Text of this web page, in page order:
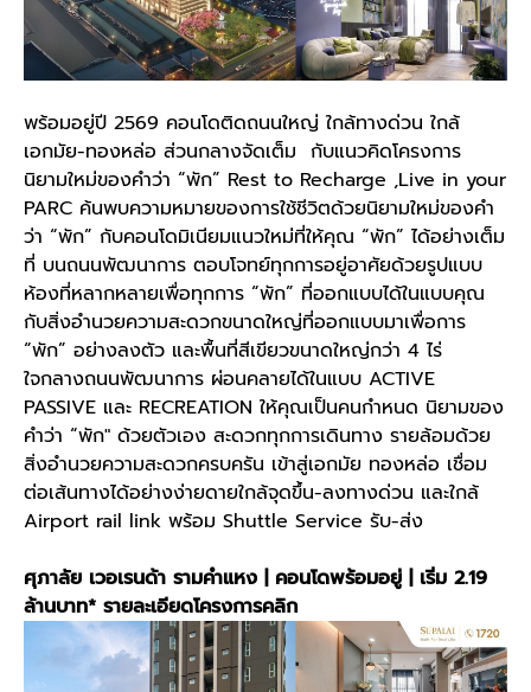
พร้อมอยู่ปี 2569 คอนโดติดถนนใหญ่ ใกล้ทางด่วน ใกล้
เอกมัย-ทองหล่อ ส่วนกลางจัดเต็ม กับแนวคิดโครงการ
นิยามใหม่ของคำว่า “พัก” Rest to Recharge ,Live in your
PARC ค้นพบความหมายของการใช้ชีวิตด้วยนิยามใหม่ของคำ
ว่า “พัก” กับคอนโดมิเนียมแนวใหม่ที่ให้คุณ “พัก” ได้อย่างเต็ม
ที่ บนถนนพัฒนาการ ตอบโจทย์ทุกการอยู่อาศัยด้วยรูปแบบ
ห้องที่หลากหลายเพื่อทุกการ “พัก” ที่ออกแบบได้ในแบบคุณ
กับสิ่งอำนวยความสะดวกขนาดใหญ่ที่ออกแบบมาเพื่อการ
“พัก” อย่างลงตัว และพื้นที่สีเขียวขนาดใหญ่กว่า 4 ไร่
ใจกลางถนนพัฒนาการ ผ่อนคลายได้ในแบบ ACTIVE
PASSIVE และ RECREATION ให้คุณเป็นคนกำหนด นิยามของ
คำว่า “พัก" ด้วยตัวเอง สะดวกทุกการเดินทาง รายล้อมด้วย
สิ่งอำนวยความสะดวกครบครัน เข้าสู่เอกมัย ทองหล่อ เชื่อม
ต่อเส้นทางได้อย่างง่ายดายใกล้จุดขึ้น-ลงทางด่วน และใกล้
Airport rail link พร้อม Shuttle Service รับ-ส่ง
ศุภาลัย เวอเรนด้า รามคำแหง | คอนโดพร้อมอยู่ | เริ่ม 2.19
ล้านบาท* รายละเอียดโครงการคลิก